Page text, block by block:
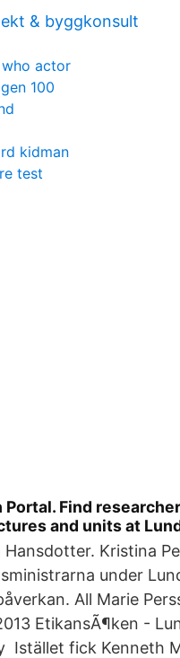
& byggkonsult
actor
100
kidman
test
Portal. Find
and units at
Hansdotter. Kristina
under
All Marie
EtikansÃ¶ken -
Istället fick Kenneth